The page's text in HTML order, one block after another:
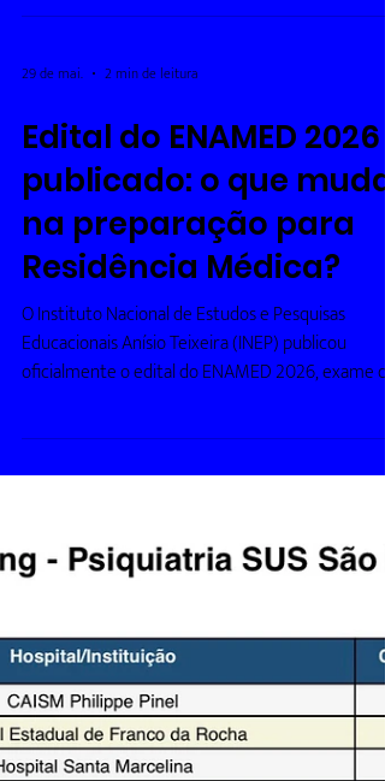
O CadastroMed UFRN é muito mais que um
estudantes de medicina da Universidade Federal
tornou um dos momentos mais esperados pelos
calouros e veteranos do curso. Conhecido pelo
grande churrasco de integração dos estudantes
medicina da UFRN, o evento reúne recepção aos
novos alunos, networking, experiências práticas,
música, diversão e muito conteúdo voltado à vida
acadêmica e médi
29 de mai. 2 min de leitura
Edital do ENAMED 2026 é
publicado: o que muda
na preparação para
Residência Médica?
O Instituto Nacional de Estudos e Pesquisas
no acesso à residência médica no Brasil,
especialmente através do ENARE. Com isso,
milhares de estudantes e médicos que sonham
com a aprovação nas principais instituições do país.
Principais datas do ENAMED 2026 Segundo o
divulgado: Inscriçõ